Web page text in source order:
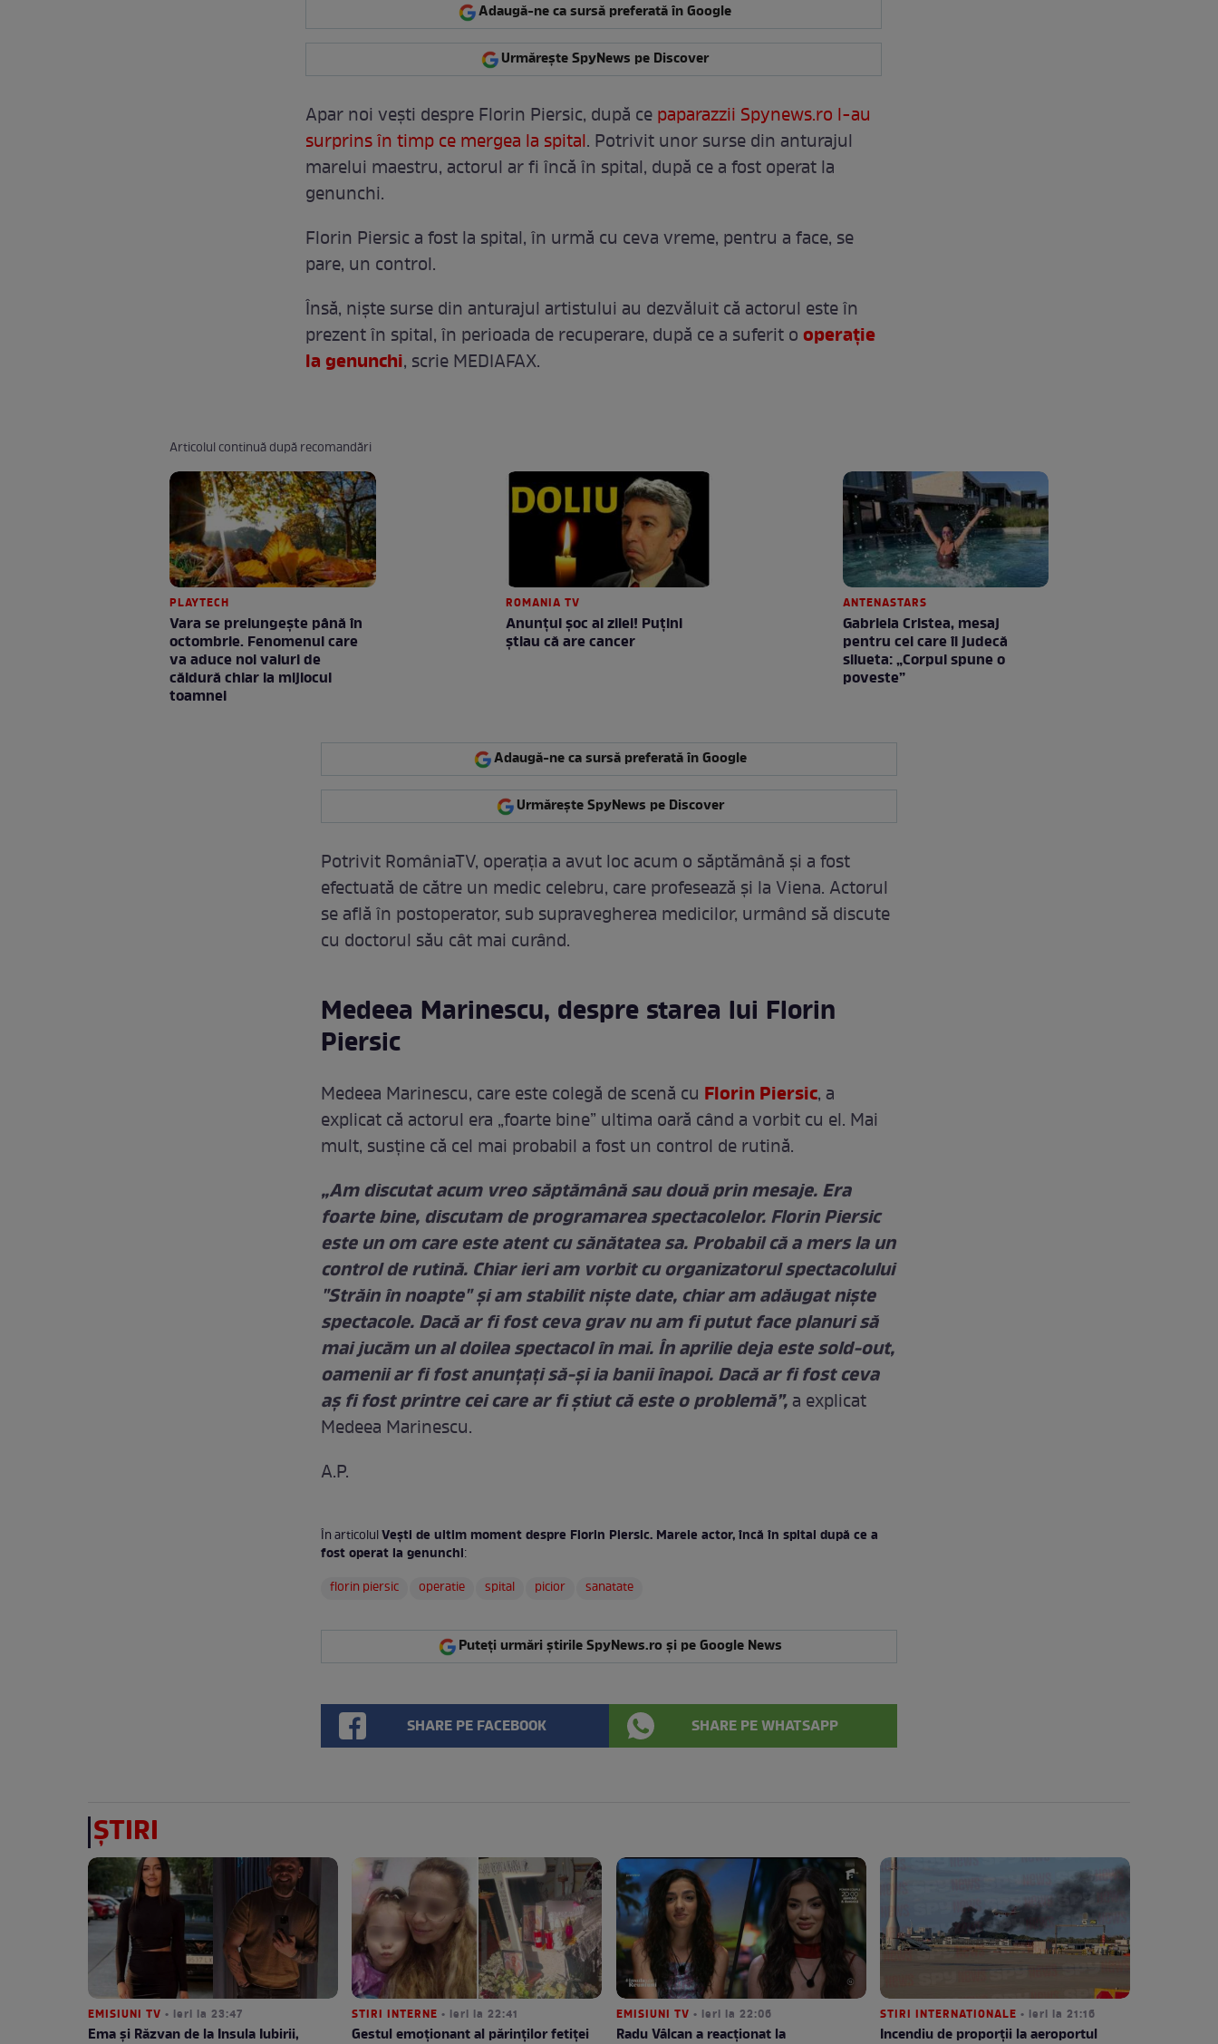
Adaugă-ne ca sursă preferată în Google
Urmărește SpyNews pe Discover
Apar noi vești despre Florin Piersic, după cepaparazzii Spynews.ro l-au
surprins în timp ce mergea la spital. Potrivit unor surse din anturajul
marelui maestru, actorul ar fi încă în spital, după ce a fost operat la
genunchi.
Florin Piersic a fost la spital, în urmă cu ceva vreme, pentru a face, se
pare, un control.
Însă, niște surse din anturajul artistului au dezvăluit că actorul este în
prezent în spital, în perioada de recuperare, după ce a suferit ooperație
la genunchi, scrie MEDIAFAX.
Articolul continuă după recomandări
PLAYTECH
Vara se prelungeşte până în
octombrie. Fenomenul care
va aduce noi valuri de
căldură chiar la mijlocul
toamnei
ROMANIA TV
Anunţul şoc al zilei! Puţini
ştiau că are cancer
ANTENASTARS
Gabriela Cristea, mesaj
pentru cei care îi judecă
silueta: „Corpul spune o
poveste”
Adaugă-ne ca sursă preferată în Google
Urmărește SpyNews pe Discover
Potrivit RomâniaTV, operația a avut loc acum o săptămână și a fost
efectuată de către un medic celebru, care profesează și la Viena. Actorul
se află în postoperator, sub supravegherea medicilor, urmând să discute
cu doctorul său cât mai curând.
Medeea Marinescu, despre starea lui Florin
Piersic
Medeea Marinescu, care este colegă de scenă cu Florin Piersic, a
explicat că actorul era „foarte bine” ultima oară când a vorbit cu el. Mai
mult, susține că cel mai probabil a fost un control de rutină.
„Am discutat acum vreo săptămână sau două prin mesaje. Era
foarte bine, discutam de programarea spectacolelor. Florin Piersic
este un om care este atent cu sănătatea sa. Probabil că a mers la un
control de rutină. Chiar ieri am vorbit cu organizatorul spectacolului
"Străin în noapte" şi am stabilit nişte date, chiar am adăugat nişte
spectacole. Dacă ar fi fost ceva grav nu am fi putut face planuri să
mai jucăm un al doilea spectacol în mai. În aprilie deja este sold-out,
oamenii ar fi fost anunţaţi să-şi ia banii înapoi. Dacă ar fi fost ceva
aş fi fost printre cei care ar fi ştiut că este o problemă”,a explicat
Medeea Marinescu.
A.P.
În articolulVești de ultim moment despre Florin Piersic. Marele actor, încă în spital după ce a
fost operat la genunchi:
florin piersic
operatie spital picior sanatate
Puteți urmări știrile SpyNews.ro și pe Google News
SHARE PE FACEBOOK SHARE PE WHATSAPP
ȘTIRI
EMISIUNI TV • ieri la 23:47
Ema și Răzvan de la Insula Iubirii,
STIRI INTERNE • ieri la 22:41
Gestul emoționant al părinților fetiței
EMISIUNI TV • ieri la 22:06
Radu Vâlcan a reacționat la
STIRI INTERNATIONALE • ieri la 21:16
Incendiu de proporții la aeroportul